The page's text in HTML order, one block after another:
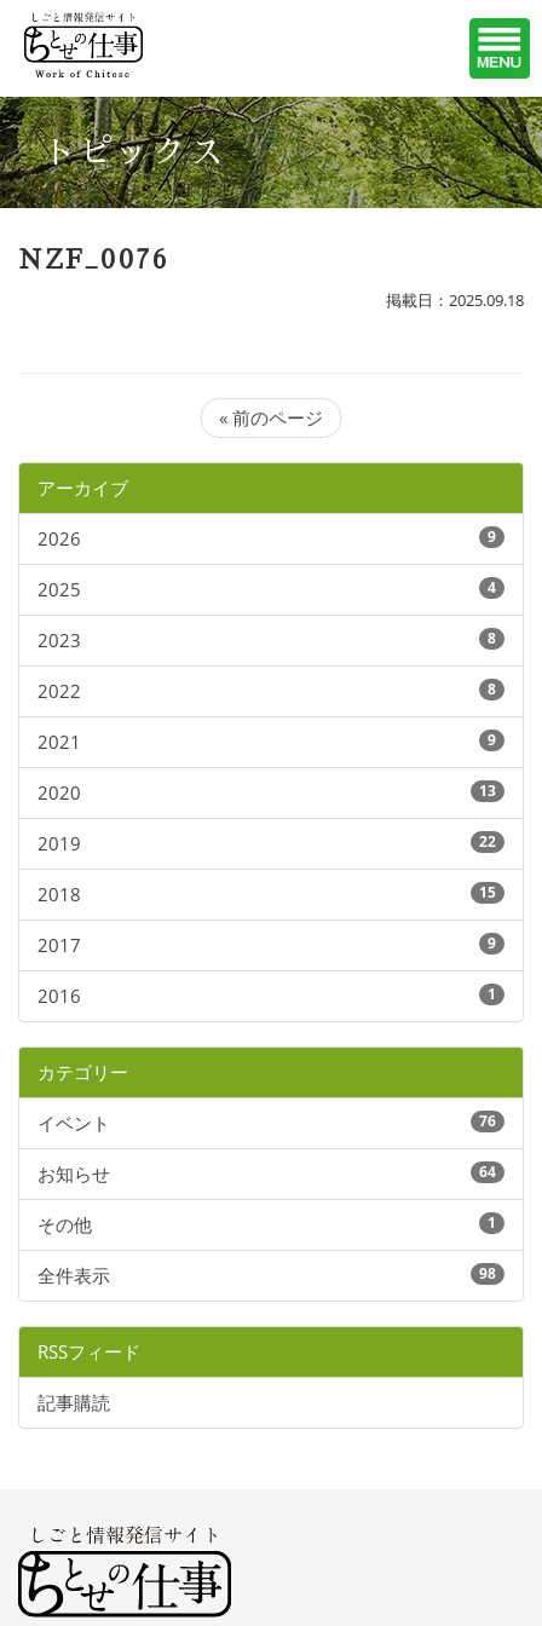
トピックス
NZF_0076
掲載日：2025.09.18
« 前のページ
アーカイブ
2026 9
2025 4
2023 8
2022 8
2021 9
2020 13
2019 22
2018 15
2017 9
2016 1
カテゴリー
イベント 76
お知らせ 64
その他 1
全件表示 98
RSSフィード
記事購読